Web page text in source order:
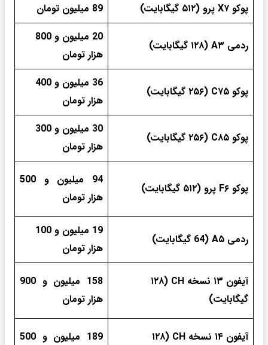
پوکو X۷ پرو (۵۱۲ گیگابایت)
89 میلیون تومان
ردمی A۳ (۱۲۸ گیگابایت)
20 میلیون و 800
هزار تومان
پوکو C۷۵ (۲۵۶ گیگابایت)
36 میلیون و 400
هزار تومان
پوکو C۸۵ (۲۵۶ گیگابایت)
30 میلیون و 300
هزار تومان
پوکو F۶ پرو (۵۱۲ گیگابایت)
94 میلیون و 500
هزار تومان
ردمی A۵ (64 گیگابایت)
19 میلیون و 100
هزار تومان
آیفون ۱۳ نسخه CH (۱۲۸
گیگابایت)
158 میلیون و 900
هزار تومان
آیفون ۱۴ نسخه CH (۱۲۸
189 میلیون و 500